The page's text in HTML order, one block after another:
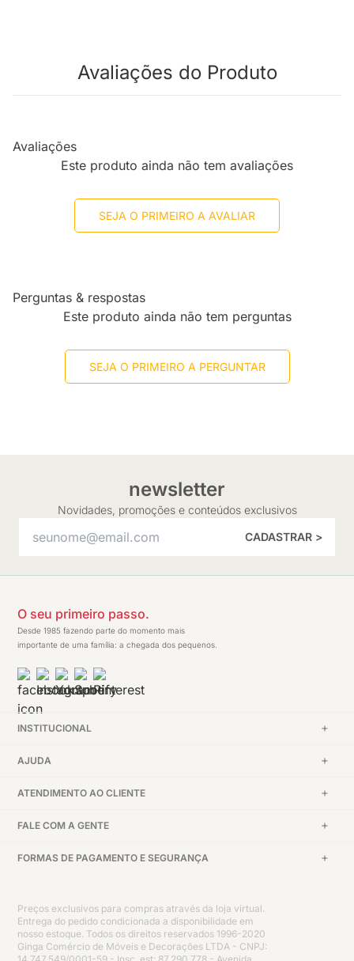
Avaliações do Produto
Avaliações
Este produto ainda não tem avaliações
SEJA O PRIMEIRO A AVALIAR
Perguntas & respostas
Este produto ainda não tem perguntas
SEJA O PRIMEIRO A PERGUNTAR
newsletter
Novidades, promoções e conteúdos exclusivos
CADASTRAR >
O seu primeiro passo.
Desde 1985 fazendo parte do momento mais
importante de uma família: a chegada dos pequenos.
INSTITUCIONAL
AJUDA
ATENDIMENTO AO CLIENTE
FALE COM A GENTE
FORMAS DE PAGAMENTO E SEGURANÇA
Preços exclusivos para compras através da loja virtual.
Entrega do pedido condicionada a disponibilidade em
nosso estoque. Todos os direitos reservados 1996-2020
Ginga Comércio de Móveis e Decorações LTDA - CNPJ: